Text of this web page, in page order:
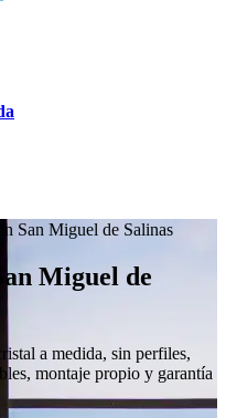
San Miguel de Salinas
Miguel de
a medida, sin perfiles,
montaje propio y garantía